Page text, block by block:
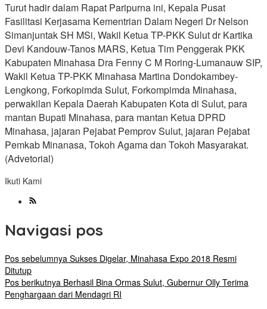
Turut hadir dalam Rapat Paripurna ini, Kepala Pusat
Fasilitasi Kerjasama Kementrian Dalam Negeri Dr Nelson
Simanjuntak SH MSi, Wakil Ketua TP-PKK Sulut dr Kartika
Devi Kandouw-Tanos MARS, Ketua Tim Penggerak PKK
Kabupaten Minahasa Dra Fenny C M Roring-Lumanauw SIP,
Wakil Ketua TP-PKK Minahasa Martina Dondokambey-
Lengkong, Forkopimda Sulut, Forkompimda Minahasa,
perwakilan Kepala Daerah Kabupaten Kota di Sulut, para
mantan Bupati Minahasa, para mantan Ketua DPRD
Minahasa, jajaran Pejabat Pemprov Sulut, jajaran Pejabat
Pemkab Minanasa, Tokoh Agama dan Tokoh Masyarakat.
(Advetorial)
Ikuti Kami
Navigasi pos
Pos sebelumnya Sukses Digelar, Minahasa Expo 2018 Resmi
Ditutup
Pos berikutnya Berhasil Bina Ormas Sulut, Gubernur Olly Terima
Penghargaan dari Mendagri RI